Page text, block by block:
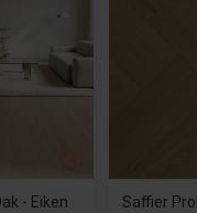
- Eiken Saffier